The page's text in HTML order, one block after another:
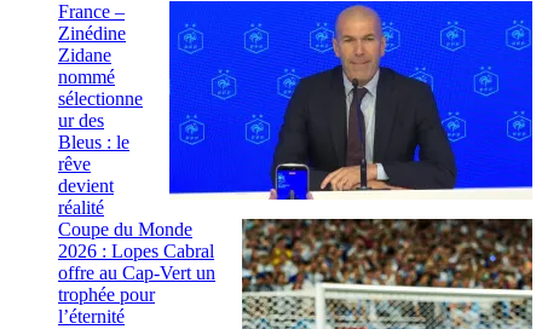
France –
Zinédine
Zidane
nommé
sélectionne
ur des
Bleus : le
rêve
devient
réalité
Coupe du Monde
2026 : Lopes Cabral
offre au Cap-Vert un
trophée pour
l’éternité